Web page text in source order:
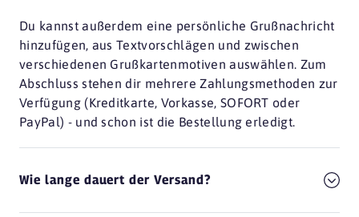
Du kannst außerdem eine persönliche Grußnachricht
hinzufügen, aus Textvorschlägen und zwischen
verschiedenen Grußkartenmotiven auswählen. Zum
Abschluss stehen dir mehrere Zahlungsmethoden zur
Verfügung (Kreditkarte, Vorkasse, SOFORT oder
PayPal) - und schon ist die Bestellung erledigt.
Wie lange dauert der Versand?